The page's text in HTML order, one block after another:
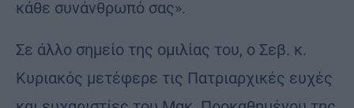
κάθε συνάνθρωπό σας».
Σε άλλο σημείο της ομιλίας του, ο Σεβ. κ.
Κυριακός μετέφερε τις Πατριαρχικές ευχές